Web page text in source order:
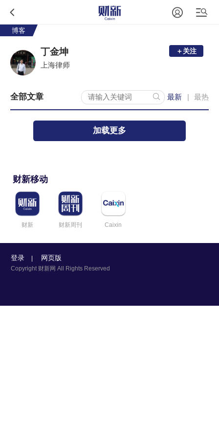
博客
丁金坤
上海律师
＋关注
全部文章 最新 最热
加载更多
财新移动
财新 财新周刊 Caixin
登录 | 网页版
Copyright 财新网 All Rights Reserved